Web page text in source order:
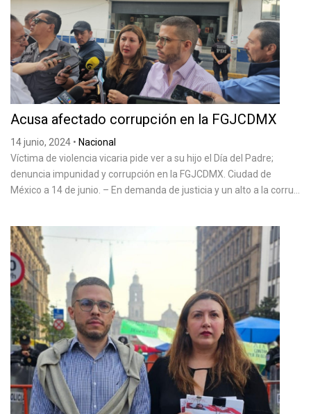
Acusa afectado corrupción en la FGJCDMX
14 junio, 2024 • Nacional
Víctima de violencia vicaria pide ver a su hijo el Día del Padre;
denuncia impunidad y corrupción en la FGJCDMX. Ciudad de
México a 14 de junio. – En demanda de justicia y un alto a la corru...